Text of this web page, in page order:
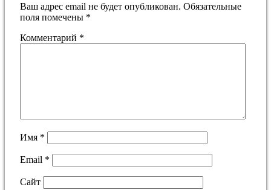
Ваш адрес email не будет опубликован. Обязательные
поля помечены *
Комментарий *
Имя *
Email *
Сайт